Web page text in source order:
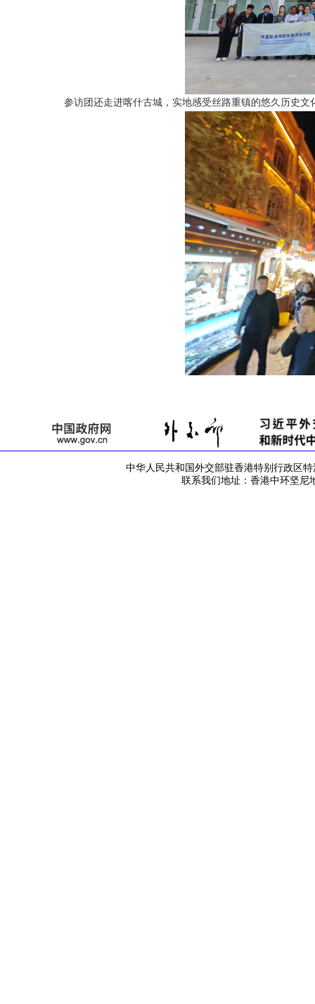
参访团还走进喀什古城，实地感受丝路重镇的悠久历史
中华人民共和国外交部驻香港特别行政区特
联系我们地址：香港中环坚尼